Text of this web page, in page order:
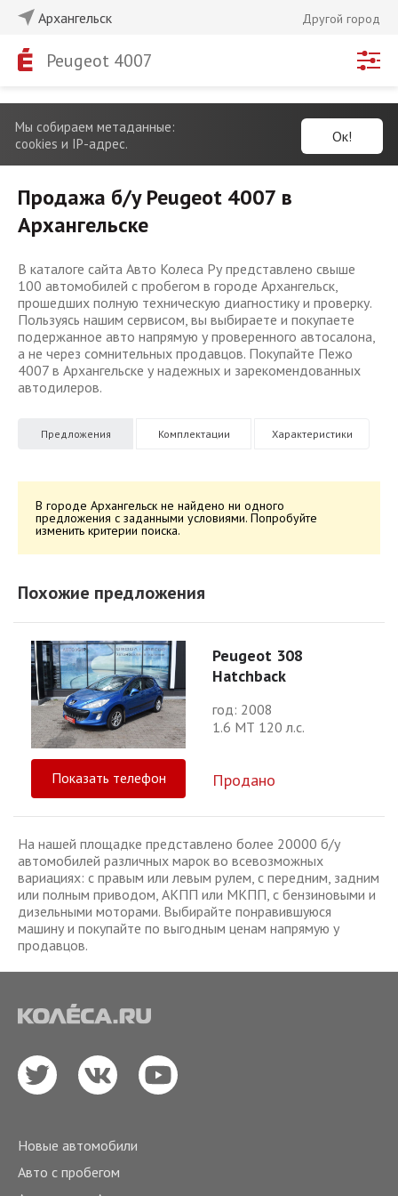
Архангельск Другой город
Peugeot 4007
Мы собираем метаданные:
cookies и IP-адрес.
Ок!
Продажа б/у Peugeot 4007 в
Архангельске
В каталоге сайта Авто Колеса Ру представлено свыше
100 автомобилей с пробегом в городе Архангельск,
прошедших полную техническую диагностику и проверку.
Пользуясь нашим сервисом, вы выбираете и покупаете
подержанное авто напрямую у проверенного автосалона,
а не через сомнительных продавцов. Покупайте Пежо
4007 в Архангельске у надежных и зарекомендованных
автодилеров.
Предложения Комплектации Характеристики
В городе Архангельск не найдено ни одного
предложения с заданными условиями. Попробуйте
изменить критерии поиска.
Похожие предложения
Peugeot 308
Hatchback
год: 2008
1.6 МТ 120 л.с.
Показать телефон Продано
На нашей площадке представлено более 20000 б/у
автомобилей различных марок во всевозможных
вариациях: с правым или левым рулем, с передним, задним
или полным приводом, АКПП или МКПП, с бензиновыми и
дизельными моторами. Выбирайте понравившуюся
машину и покупайте по выгодным ценам напрямую у
продавцов.
Новые автомобили
Авто с пробегом